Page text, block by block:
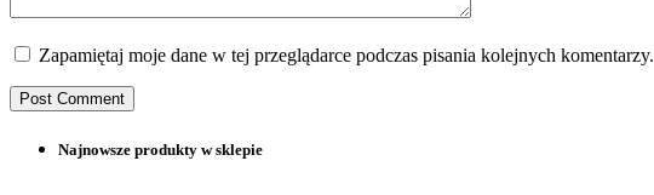
Zapamiętaj moje dane w tej przeglądarce podczas pisania kolejnych komentarzy.
Najnowsze produkty w sklepie